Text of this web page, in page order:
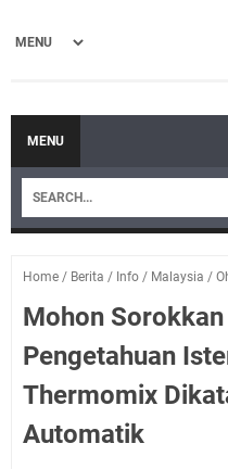
MENU
Home / Berita / Info / Malaysia /
Mohon
Pengetahuan
Thermomix
Automatik